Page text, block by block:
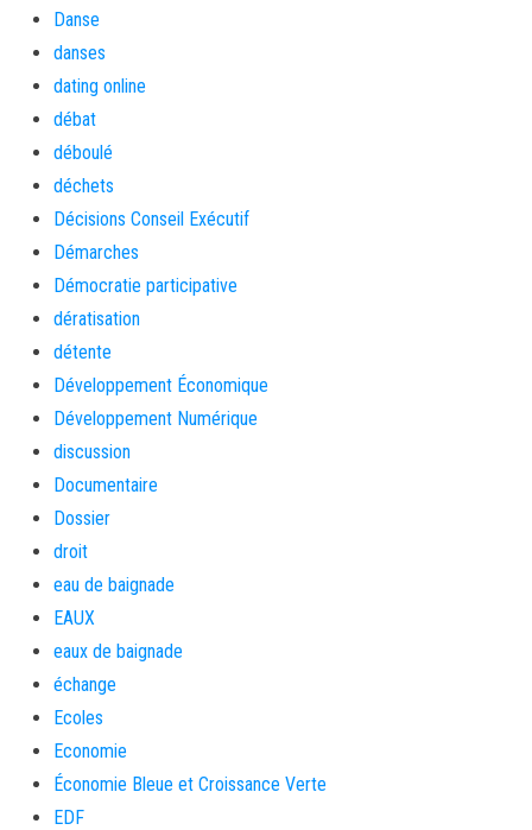
Danse
danses
dating online
débat
déboulé
déchets
Décisions Conseil Exécutif
Démarches
Démocratie participative
dératisation
détente
Développement Économique
Développement Numérique
discussion
Documentaire
Dossier
droit
eau de baignade
EAUX
eaux de baignade
échange
Ecoles
Economie
Économie Bleue et Croissance Verte
EDF